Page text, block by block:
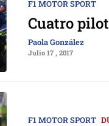
F1 MOTOR SPORT
Cuatro
Paola González
Julio 17 , 2017
F1 MOTOR SPORT